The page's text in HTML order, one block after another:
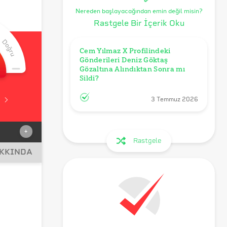
+
Nereden başlayacağından emin değil misin?
Rastgele Bir İçerik Oku
Cem Yılmaz X Profilindeki
Gönderileri Deniz Göktaş
Gözaltına Alındıktan Sonra mı
Sildi?
3 Temmuz 2026
Rastgele